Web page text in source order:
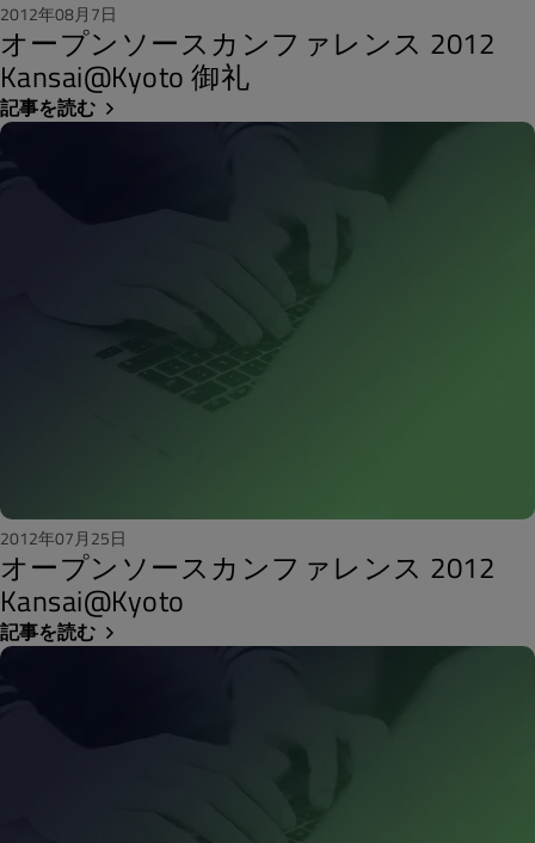
2012年08月7日
オープンソースカンファレンス 2012
Kansai@Kyoto 御礼
記事を読む
2012年07月25日
オープンソースカンファレンス 2012
Kansai@Kyoto
記事を読む